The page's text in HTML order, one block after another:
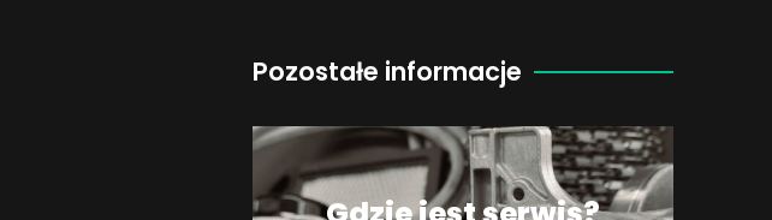
Pozostałe informacje